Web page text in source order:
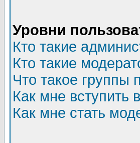
Уровни
Кто такие
Кто такие
Что такое группы
Как мне вступить
Как мне стать